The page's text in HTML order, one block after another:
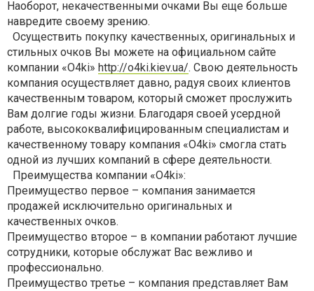
Наоборот, некачественными очками Вы еще больше
навредите своему зрению.
Осуществить покупку качественных, оригинальных и
стильных очков Вы можете на официальном сайте
компании «О4ki» http://o4ki.kiev.ua/. Свою деятельность
компания осуществляет давно, радуя своих клиентов
качественным товаром, который сможет прослужить
Вам долгие годы жизни. Благодаря своей усердной
работе, высококвалифицированным специалистам и
качественному товару компания «О4ki» смогла стать
одной из лучших компаний в сфере деятельности.
Преимущества компании «О4ki»:
Преимущество первое – компания занимается
продажей исключительно оригинальных и
качественных очков.
Преимущество второе – в компании работают лучшие
сотрудники, которые обслужат Вас вежливо и
профессионально.
Преимущество третье – компания представляет Вам